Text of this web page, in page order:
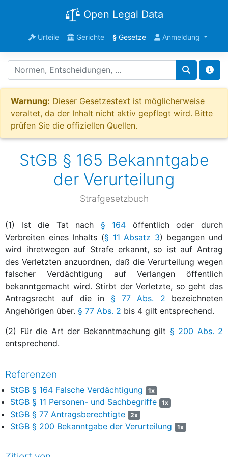
Open Legal Data
Urteile Gerichte §Gesetze Anmeldung
Warnung: Dieser Gesetzestext ist möglicherweise
veraltet, da der Inhalt nicht aktiv gepflegt wird. Bitte
prüfen Sie die offiziellen Quellen.
StGB § 165 Bekanntgabe
der Verurteilung
Strafgesetzbuch
(1) Ist die Tat nach § 164 öffentlich oder durch
Verbreiten eines Inhalts (§ 11 Absatz 3) begangen und
wird ihretwegen auf Strafe erkannt, so ist auf Antrag
des Verletzten anzuordnen, daß die Verurteilung wegen
falscher Verdächtigung auf Verlangen öffentlich
bekanntgemacht wird. Stirbt der Verletzte, so geht das
Antragsrecht auf die in § 77 Abs. 2 bezeichneten
Angehörigen über. § 77 Abs. 2 bis 4 gilt entsprechend.
(2) Für die Art der Bekanntmachung gilt § 200 Abs. 2
entsprechend.
Referenzen
StGB § 164 Falsche Verdächtigung 1x
StGB § 11 Personen- und Sachbegriffe 1x
StGB § 77 Antragsberechtigte 2x
StGB § 200 Bekanntgabe der Verurteilung 1x